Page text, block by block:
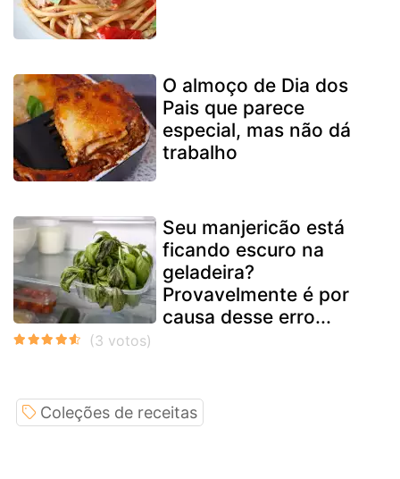
O almoço de Dia dos
Pais que parece
especial, mas não dá
trabalho
Seu manjericão está
ficando escuro na
geladeira?
Provavelmente é por
causa desse erro...
Coleções de receitas